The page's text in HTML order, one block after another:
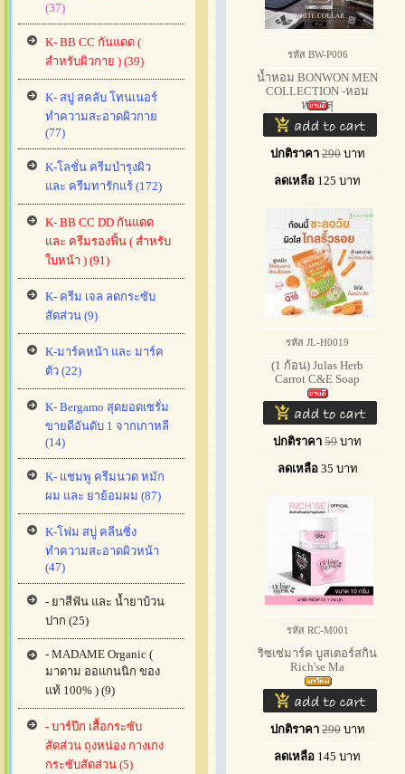
(37)
K- BB CC กันแดด (
สำหรับผิวกาย ) (39)
K- สบู่ สคลับ โทนเนอร์
ทำความสะอาดผิวกาย
(77)
K-โลชั่น ครีมบำรุงผิว
และ ครีมทารักแร้ (172)
K- BB CC DD กันแดด
และ ครีมรองฟิ้น ( สำหรับ
ใบหน้า ) (91)
K- ครีม เจล ลดกระซับ
สัดส่วน (9)
K-มาร์คหน้า และ มาร์ค
ตัว (22)
K- Bergamo สุดยอดเซรั่ม
ขายดีอันดับ 1 จากเกาหลี
(14)
K- แชมพู ครีมนวด หมัก
ผม และ ยาย้อมผม (87)
K-โฟม สบู่ คลีนซิ่ง
ทำความสะอาดผิวหน้า
(47)
- ยาสีฟัน และ น้ำยาบ้วน
ปาก (25)
- MADAME Organic (
มาดาม ออแกนนิก ของ
แท้ 100% ) (9)
- บาร์ปีก เสื้อกระซับ
สัดส่วน ถุงหน่อง กางเกง
กระซับสัดส่วน (5)
รหัส BW-P006
น้ำหอม BONWON MEN
COLLECTION -หอม
หล่อ สุ
ปกติราคา 290 บาท
ลดเหลือ 125 บาท
รหัส JL-H0019
(1 ก้อน) Julas Herb
Carrot C&E Soap
ปกติราคา 59บาท
ลดเหลือ 35 บาท
รหัส RC-M001
ริซเซ่มาร์ค บูสเตอร์สกิน
Rich'se Ma
ปกติราคา 290 บาท
ลดเหลือ 145 บาท